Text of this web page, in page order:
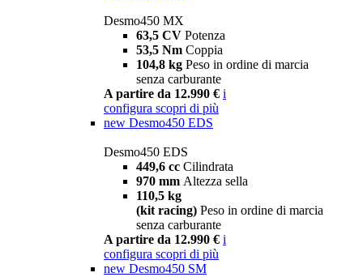
Desmo450 MX
63,5 CV Potenza
53,5 Nm Coppia
104,8 kg Peso in ordine di marcia
senza carburante
A partire da 12.990 € i
configura scopri di più
new Desmo450 EDS
Desmo450 EDS
449,6 cc Cilindrata
970 mm Altezza sella
110,5 kg
(kit racing) Peso in ordine di marcia
senza carburante
A partire da 12.990 € i
configura scopri di più
new Desmo450 SM